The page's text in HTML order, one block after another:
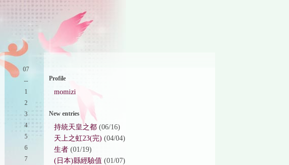
07
--
1
2
3
4
5
6
7
Profile
momizi
New entries
持統天皇之都 (06/16)
天上之虹23(完) (04/04)
生者 (01/19)
(日本)縣經驗值 (01/07)